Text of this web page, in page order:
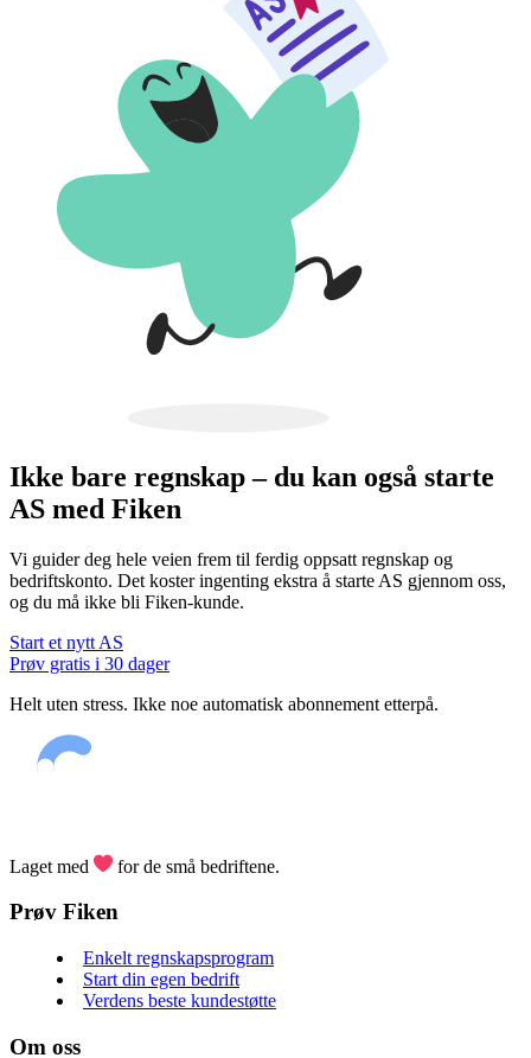
Ikke bare regnskap – du kan også starte
AS med Fiken
Vi guider deg hele veien frem til ferdig oppsatt regnskap og
bedriftskonto. Det koster ingenting ekstra å starte AS gjennom oss,
og du må ikke bli Fiken-kunde.
Start et nytt AS
Prøv gratis i 30 dager
Helt uten stress. Ikke noe automatisk abonnement etterpå.
Laget med for de små bedriftene.
Prøv Fiken
Enkelt regnskapsprogram
Start din egen bedrift
Verdens beste kundestøtte
Om oss